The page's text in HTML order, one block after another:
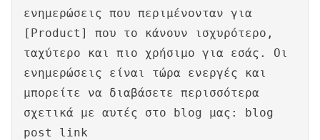
ενημερώσεις που περιμένονταν για
[Product] που το κάνουν ισχυρότερο,
ταχύτερο και πιο χρήσιμο για εσάς. Οι
ενημερώσεις είναι τώρα ενεργές και
μπορείτε να διαβάσετε περισσότερα
σχετικά με αυτές στο blog μας: blog
post link